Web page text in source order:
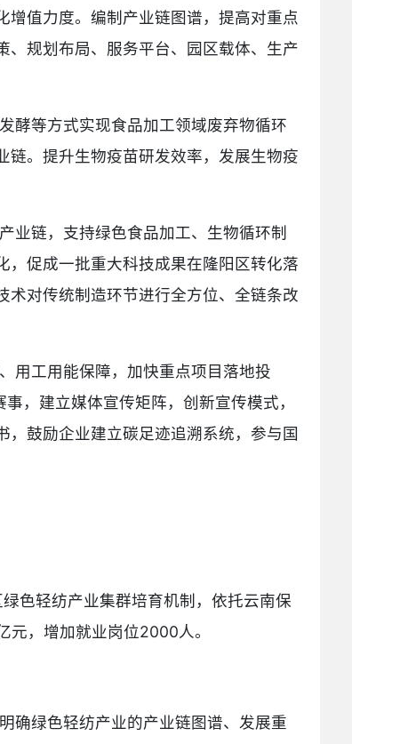
值力度。编制产业链图谱，提高对重点
、规划布局、服务平台、园区载体、生产
酵等方式实现食品加工领域废弃物循环
链。提升生物疫苗研发效率，发展生物疫
链，支持绿色食品加工、生物循环制
，促成一批重大科技成果在隆阳区转化落
术对传统制造环节进行全方位、全链条改
用工用能保障，加快重点项目落地投
，建立媒体宣传矩阵，创新宣传模式，
鼓励企业建立碳足迹追溯系统，参与国
色轻纺产业集群培育机制，依托云南保
，增加就业岗位2000人。
确绿色轻纺产业的产业链图谱、发展重